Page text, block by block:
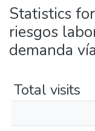
Communities
&
All of DSpace
Statistics
riesgos
demanda
Total visits